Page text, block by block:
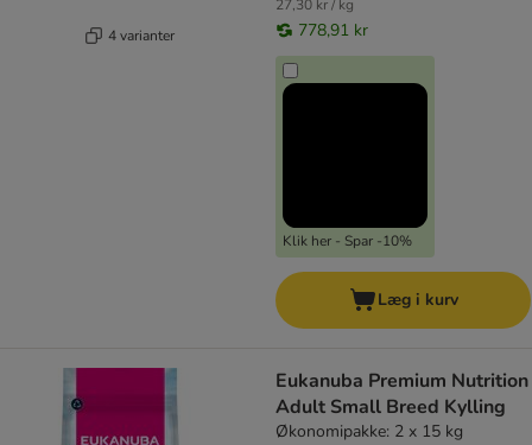
4 varianter
27,30 kr / kg
778,91 kr
Klik her - Spar -10%
Læg i kurv
Eukanuba Premium Nutrition
Adult Small Breed Kylling
Økonomipakke: 2 x 15 kg